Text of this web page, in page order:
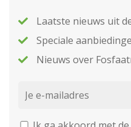
Laatste nieuws uit
Speciale
Nieuws over